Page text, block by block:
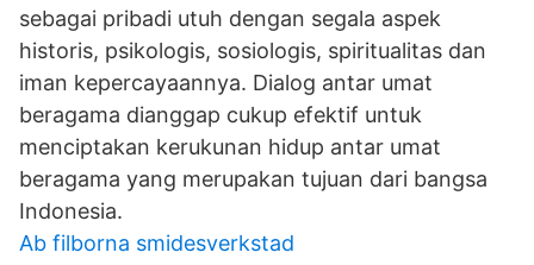
sebagai pribadi utuh dengan segala aspek
historis, psikologis, sosiologis, spiritualitas dan
iman kepercayaannya. Dialog antar umat
beragama dianggap cukup efektif untuk
menciptakan kerukunan hidup antar umat
beragama yang merupakan tujuan dari bangsa
Indonesia.
Ab filborna smidesverkstad